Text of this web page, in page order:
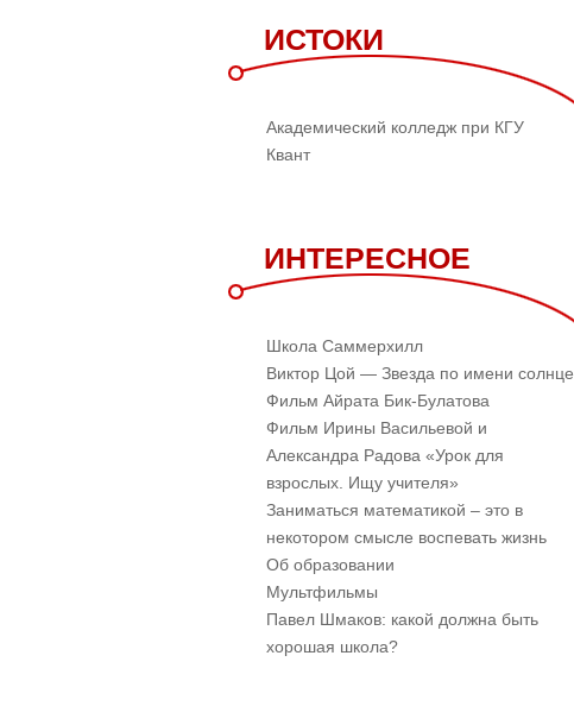
ИСТОКИ
Академический колледж при КГУ
Квант
ИНТЕРЕСНОЕ
Школа Саммерхилл
Виктор Цой — Звезда по имени солнце
Фильм Айрата Бик-Булатова
Фильм Ирины Васильевой и
Александра Радова «Урок для
взрослых. Ищу учителя»
Заниматься математикой – это в
некотором смысле воспевать жизнь
Об образовании
Мультфильмы
Павел Шмаков: какой должна быть
хорошая школа?